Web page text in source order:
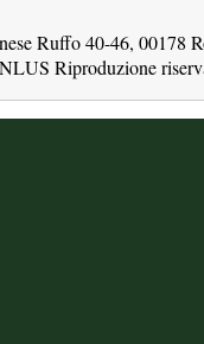
Ruffo 40-46, 00178
Riproduzione